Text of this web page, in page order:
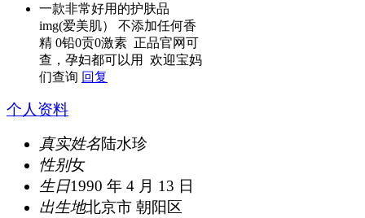
一款非常好用的护肤品
img(爱美肌） 不添加任何香
精 0铅0贡0激素 正品官网可
查，孕妇都可以用 欢迎宝妈
们查询 回复
个人资料
真实姓名陆水珍
性别女
生日1990 年 4 月 13 日
出生地北京市 朝阳区